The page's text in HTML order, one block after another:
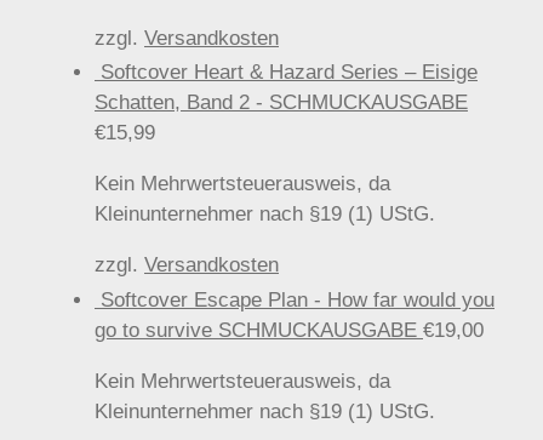
zzgl. Versandkosten
Softcover Heart & Hazard Series – Eisige
Schatten, Band 2 - SCHMUCKAUSGABE
€15,99
Kein Mehrwertsteuerausweis, da
Kleinunternehmer nach §19 (1) UStG.
zzgl. Versandkosten
Softcover Escape Plan - How far would you
go to survive SCHMUCKAUSGABE €19,00
Kein Mehrwertsteuerausweis, da
Kleinunternehmer nach §19 (1) UStG.